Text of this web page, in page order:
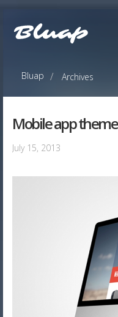
Bluap Archives
Mobile app theme
July 15, 2013